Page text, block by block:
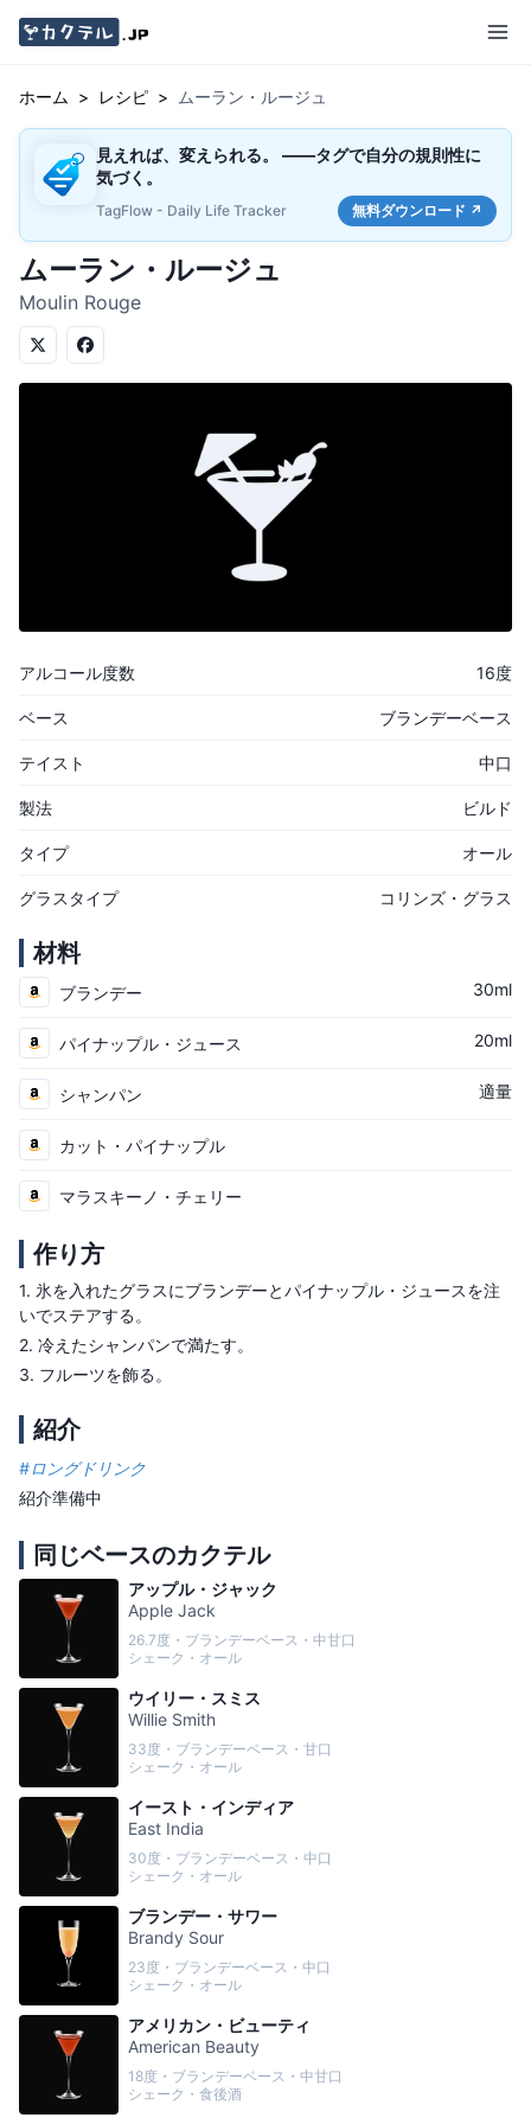
ホーム > レシピ > ムーラン・ルージュ
見えれば、変えられる。 ——タグで自分の規則性に
気づく。
TagFlow - Daily Life Tracker 無料ダウンロード ↗
ムーラン・ルージュ
Moulin Rouge
アルコール度数 16度
ベース ブランデーベース
テイスト 中口
製法 ビルド
タイプ オール
グラスタイプ コリンズ・グラス
材料
ブランデー 30ml
パイナップル・ジュース 20ml
シャンパン 適量
カット・パイナップル
マラスキーノ・チェリー
作り方
1. 氷を入れたグラスにブランデーとパイナップル・ジュースを注
いでステアする。
2. 冷えたシャンパンで満たす。
3. フルーツを飾る。
紹介
#ロングドリンク
紹介準備中
同じベースのカクテル
アップル・ジャック
Apple Jack
26.7度・ブランデーベース・中甘口
シェーク・オール
ウイリー・スミス
Willie Smith
33度・ブランデーベース・甘口
シェーク・オール
イースト・インディア
East India
30度・ブランデーベース・中口
シェーク・オール
ブランデー・サワー
Brandy Sour
23度・ブランデーベース・中口
シェーク・オール
アメリカン・ビューティ
American Beauty
18度・ブランデーベース・中甘口
シェーク・食後酒